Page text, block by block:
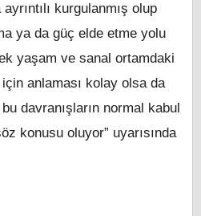
kurgulanmış olup
ya da güç elde etme yolu
yaşam ve sanal ortamdaki
anlaması kolay olsa da
davranışların normal kabul
konusu oluyor” uyarısında